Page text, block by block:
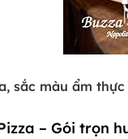
sắc màu ẩm
– Gói trọn